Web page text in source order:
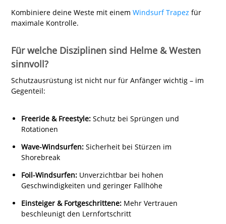
Kombiniere deine Weste mit einem Windsurf Trapez für
maximale Kontrolle.
Für welche Disziplinen sind Helme & Westen
sinnvoll?
Schutzausrüstung ist nicht nur für Anfänger wichtig – im
Gegenteil:
Freeride & Freestyle:Schutz bei Sprüngen und
Rotationen
Wave-Windsurfen:Sicherheit bei Stürzen im
Shorebreak
Foil-Windsurfen:Unverzichtbar bei hohen
Geschwindigkeiten und geringer Fallhöhe
Einsteiger & Fortgeschrittene:Mehr Vertrauen
beschleunigt den Lernfortschritt